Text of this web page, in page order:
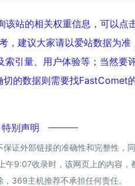
该站的相关权重信息，可以点
，建议大家请以爱站数据为
引量、用户体验等；当然要
的数据则需要找FastComet
特别声明
证外部链接的准确性和完整性，
9:07收录时，该网页上的内容，
369主机推荐不承担任何责任。